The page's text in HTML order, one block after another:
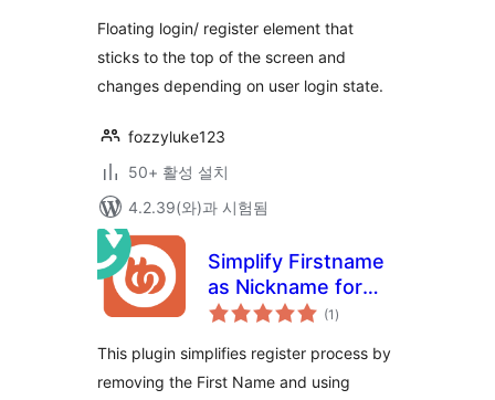
Floating login/ register element that
sticks to the top of the screen and
changes depending on user login state.
fozzyluke123
50+ 활성 설치
4.2.39(와)과 시험됨
Simplify Firstname
as Nickname for
BuddyBoss (1 전
체
점
)
This plugin simplifies register process by
removing the First Name and using